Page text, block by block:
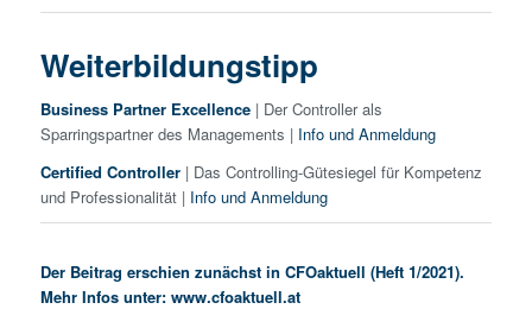
Weiterbildungstipp
Business Partner Excellence| Der Controller als
Sparringspartner des Managements | Info und Anmeldung
Certified Controller| Das Controlling-Gütesiegel für Kompetenz
und Professionalität | Info und Anmeldung
Der Beitrag erschien zunächst in CFOaktuell (Heft 1/2021).
Mehr Infos unter: www.cfoaktuell.at